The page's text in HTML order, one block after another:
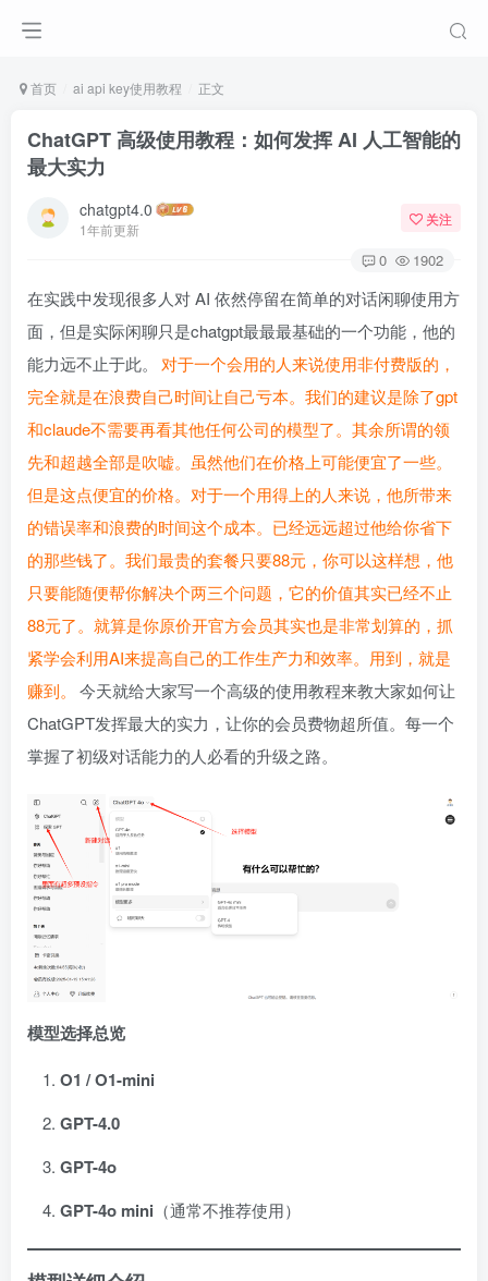
首页 ai api key使用教程 正文
ChatGPT 高级使用教程：如何发挥 AI 人工智能的
最大实力
chatgpt4.0
1年前更新
关注
0 1902
在实践中发现很多人对 AI 依然停留在简单的对话闲聊使用方
面，但是实际闲聊只是chatgpt最最最基础的一个功能，他的
能力远不止于此。
对于一个会用的人来说使用非付费版的，
完全就是在浪费自己时间让自己亏本。我们的建议是除了gpt
和claude不需要再看其他任何公司的模型了。其余所谓的领
先和超越全部是吹嘘。虽然他们在价格上可能便宜了一些。
但是这点便宜的价格。对于一个用得上的人来说，他所带来
的错误率和浪费的时间这个成本。已经远远超过他给你省下
的那些钱了。我们最贵的套餐只要88元，你可以这样想，他
只要能随便帮你解决个两三个问题，它的价值其实已经不止
88元了。就算是你原价开官方会员其实也是非常划算的，抓
紧学会利用AI来提高自己的工作生产力和效率。用到，就是
赚到。
今天就给大家写一个高级的使用教程来教大家如何让
ChatGPT发挥最大的实力，让你的会员费物超所值。每一个
掌握了初级对话能力的人必看的升级之路。
模型选择总览
O1 / O1-mini
GPT-4.0
GPT-4o
GPT-4o mini （通常不推荐使用）